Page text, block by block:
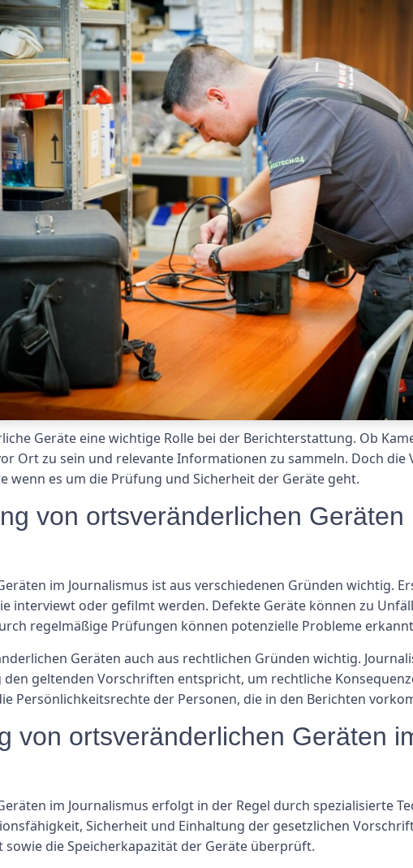
Geräte eine wichtige Rolle bei der Berichterstattung. Ob
Ort zu sein und relevante Informationen zu sammeln. Doch
wenn es um die Prüfung und Sicherheit der Geräte geht.
von ortsveränderlichen
im Journalismus ist aus verschiedenen Gründen wichtig.
interviewt oder gefilmt werden. Defekte Geräte können zu
regelmäßige Prüfungen können potenzielle Probleme
Geräten auch aus rechtlichen Gründen wichtig.
geltenden Vorschriften entspricht, um rechtliche
Persönlichkeitsrechte der Personen, die in den Berichten
von ortsveränderlichen Geräten
im Journalismus erfolgt in der Regel durch spezialisierte
Sicherheit und Einhaltung der gesetzlichen
die Speicherkapazität der Geräte überprüft.